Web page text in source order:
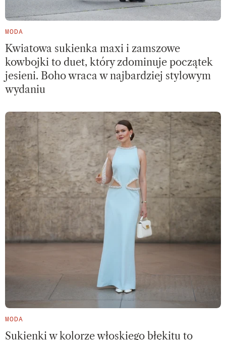
MODA
Kwiatowa sukienka maxi i zamszowe
kowbojki to duet, który zdominuje początek
jesieni. Boho wraca w najbardziej stylowym
wydaniu
MODA
Sukienki w kolorze włoskiego błękitu to